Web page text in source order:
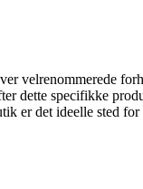
velrenommerede
dette specifikke
er det ideelle sted